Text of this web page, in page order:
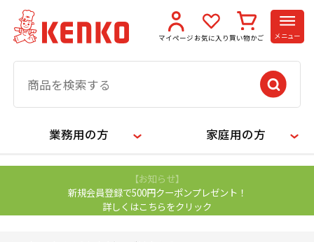
マイページ お気に入り 買い物かご メニュー
業務用の方 家庭用の方
【お知らせ】
新規会員登録で500円クーポンプレゼント！
詳しくはこちらをクリック